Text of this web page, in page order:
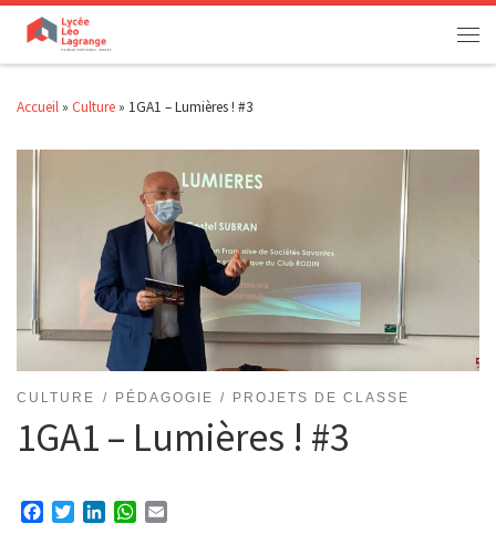
Passer au contenu
Accueil » Culture » 1GA1 – Lumières ! #3
CULTURE PÉDAGOGIE PROJETS DE CLASSE
1GA1 – Lumières ! #3
W